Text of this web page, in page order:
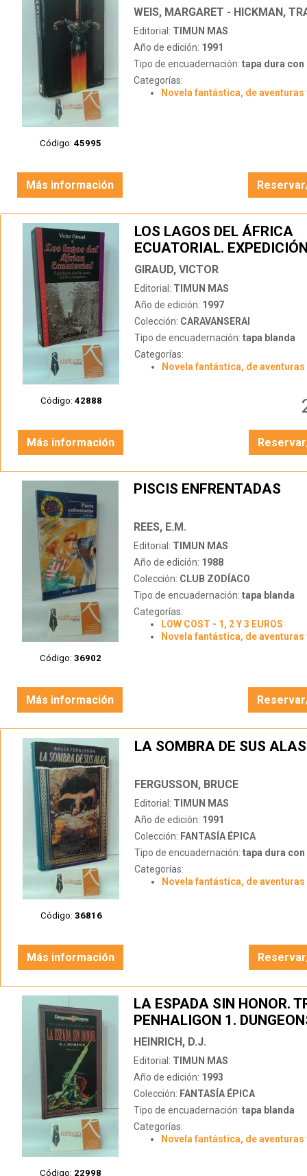
Código: 45995
WEIS, MARGARET - HICKMAN,
Editorial: TIMUN MAS
Año de edición: 1991
Tipo de encuadernación: tapa dura con
Categorías:
Novela fantástica, de aventuras
Más información
Código: 42888
LOS LAGOS DEL ÁFRICA
ECUATORIAL.
LOS PASOS DEL DR.
GIRAUD, VICTOR
Editorial: TIMUN MAS
Año de edición: 1997
Colección: CARAVANSERAI
Tipo de encuadernación: tapa blanda
Categorías:
Novela fantástica, de aventuras
Más información
Código: 36902
PISCIS ENFRENTADAS
REES, E.M.
Editorial: TIMUN MAS
Año de edición: 1988
Colección: CLUB ZODÍACO
Tipo de encuadernación: tapa blanda
Categorías:
LOW COST - 1, 2 Y 3 EUROS
Novela fantástica, de aventuras
Más información
Código: 36816
LA SOMBRA DE SUS ALAS
FERGUSSON, BRUCE
Editorial: TIMUN MAS
Año de edición: 1991
Colección: FANTASÍA ÉPICA
Tipo de encuadernación: tapa dura con
Categorías:
Novela fantástica, de aventuras
Más información
Código: 22998
LA ESPADA SIN HONOR.
PENHALIGON 1.
DRAGONS
HEINRICH, D.J.
Editorial: TIMUN MAS
Año de edición: 1993
Colección: FANTASÍA ÉPICA
Tipo de encuadernación: tapa blanda
Categorías:
Novela fantástica, de aventuras